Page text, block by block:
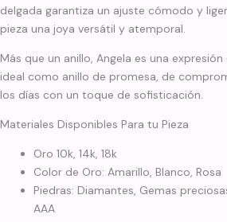
delgada garantiza un ajuste cómodo y
pieza una joya versátil y atemporal.
Más que un anillo, Angela es una
ideal como anillo de promesa, de
los días con un toque de sofisticación.
Materiales Disponibles Para tu Pieza
Oro 10k, 14k, 18k
Color de Oro: Amarillo, Blanco, Rosa
Piedras: Diamantes, Gemas
AAA